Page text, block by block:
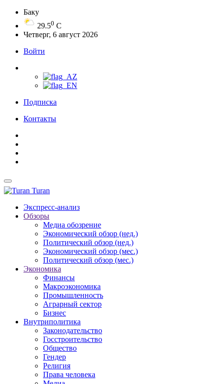
Баку
29.50 C
Четверг, 6 август 2026
Войти
Подписка
Контакты
Turan
Экспресс-анализ
Обзоры
Медиа обозрение
Экономический обзор (нед.)
Политический обзор (нед.)
Экономический обзор (мес.)
Политический обзор (мес.)
Экономика
Финансы
Макроэкономика
Промышленность
Аграрный сектор
Бизнес
Внутриполитика
Законодательство
Госстроительство
Общество
Гендер
Религия
Права человека